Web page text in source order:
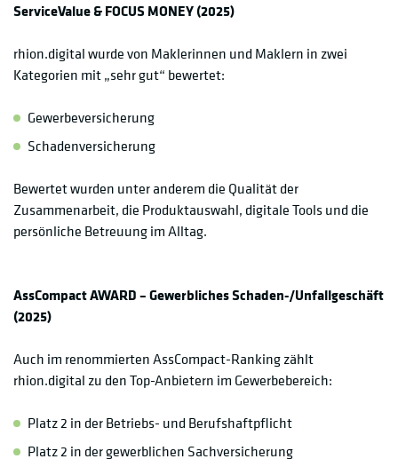
ServiceValue & FOCUS MONEY (2025)
rhion.digital wurde von Maklerinnen und Maklern in zwei
Kategorien mit „sehr gut“ bewertet:
Gewerbeversicherung
Schadenversicherung
Bewertet wurden unter anderem die Qualität der
Zusammenarbeit, die Produktauswahl, digitale Tools und die
persönliche Betreuung im Alltag.
AssCompact AWARD – Gewerbliches Schaden-/Unfallgeschäft
(2025)
Auch im renommierten AssCompact-Ranking zählt
rhion.digital zu den Top-Anbietern im Gewerbebereich:
Platz 2 in der Betriebs- und Berufshaftpflicht
Platz 2 in der gewerblichen Sachversicherung